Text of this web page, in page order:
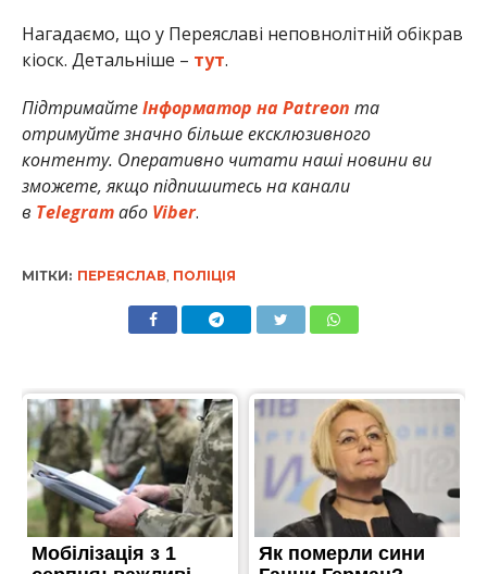
Нагадаємо, що у Переяславі неповнолітній обікрав
кіоск. Детальніше – тут.
ПідтримайтеІнформатор на Patreon та
отримуйте значно більше ексклюзивного
контенту. Оперативно читати наші новини ви
зможете, якщо підпишитесь на канали
в Telegramабо Viber.
МІТКИ: ПЕРЕЯСЛАВ, ПОЛІЦІЯ